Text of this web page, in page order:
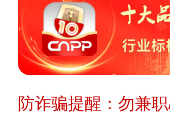
防诈骗提醒：勿兼